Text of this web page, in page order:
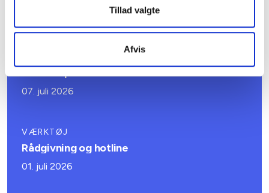
Tillad valgte
Afvis
SKRÆDDERSYEDE TILBUD
GDPR-netværk i samarbejde med Accura
Advokatpartnerskab
07. juli 2026
VÆRKTØJ
Rådgivning og hotline
01. juli 2026